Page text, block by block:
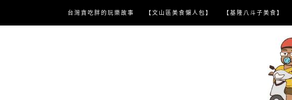
content
台灣貪吃胖的玩樂故事 【文山區美食懶人包】 【基隆八斗子美食】